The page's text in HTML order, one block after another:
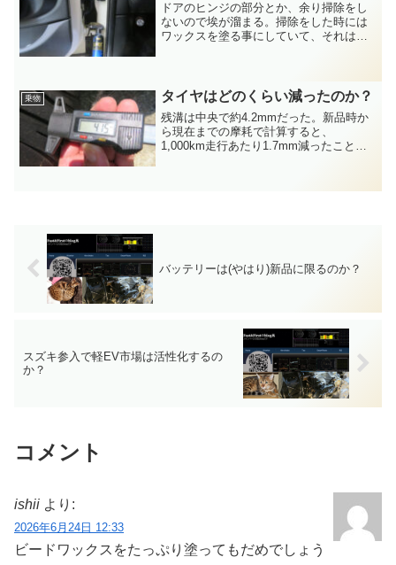
ドアのヒンジの部分とか、余り掃除をし
ないので埃が溜まる。掃除をした時には
ワックスを塗る事にしていて、それは多
れば汚れるので、たまには掃除をする。
ワックスは拭き取りの要ら...
乗物 タイヤはどのくらい減ったのか？
残溝は中央で約4.2mmだった。新品時か
ら現在までの摩耗で計算すると、
1,000km走行あたり1.7mm減ったことに
や山梨など遠方に出かければ山道比率が
バッテリーは(やはり)新品に限るのか？
スズキ参入で軽EV市場は活性化するの
か？
コメント
ishii より:
2026年6月24日 12:33
ビードワックスをたっぷり塗ってもだめでしょう